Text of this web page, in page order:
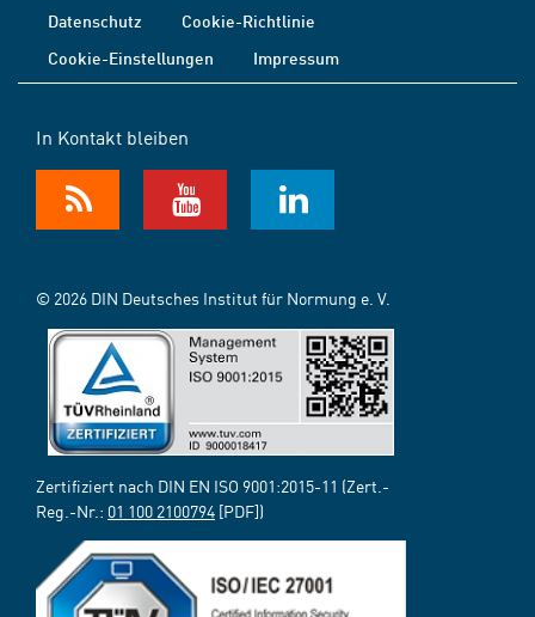
Datenschutz
Cookie-Richtlinie
Cookie-Einstellungen
Impressum
In Kontakt bleiben
© 2026 DIN Deutsches Institut für Normung e. V.
Zertifiziert nach DIN EN ISO 9001:2015-11 (Zert.-
Reg.-Nr.: 01 100 2100794 [PDF])